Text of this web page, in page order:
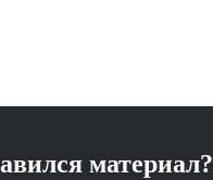
материал?